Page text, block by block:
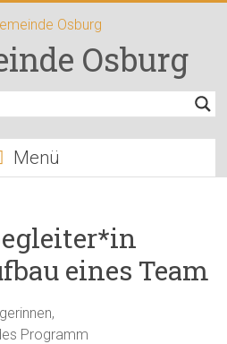
Osburg
Menü
eines Team
Programm